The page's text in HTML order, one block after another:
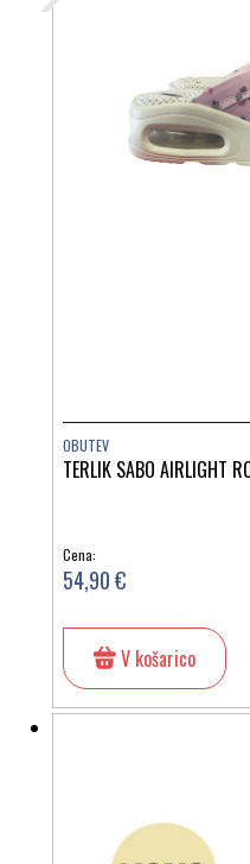
OBUTEV
TERLIK SABO AIRLIGHT
Cena:
54,90 €
V košarico